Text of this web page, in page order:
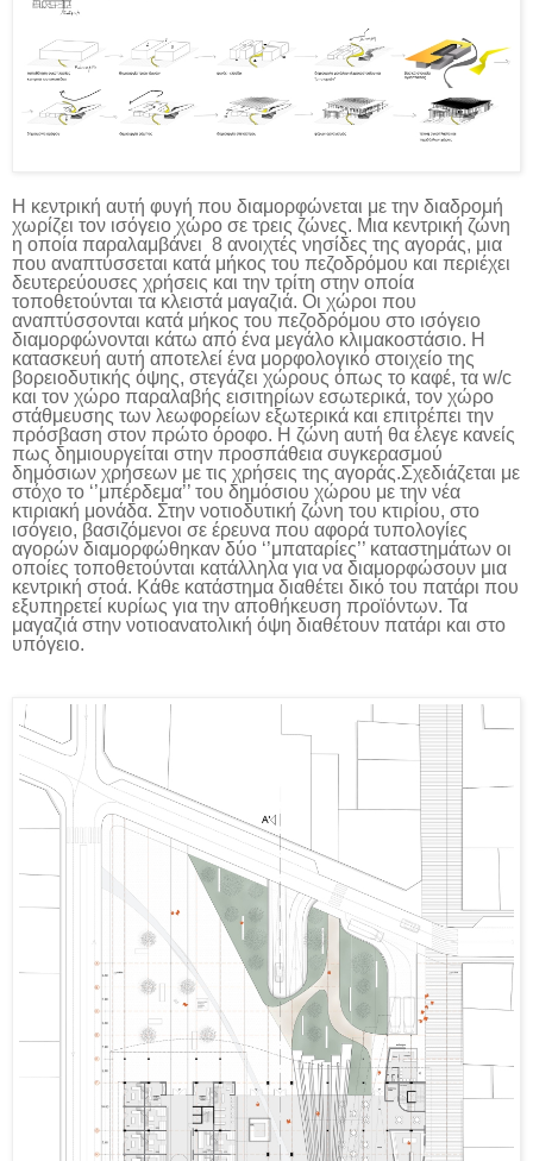
Η κεντρική αυτή φυγή που διαμορφώνεται με την διαδρομή
χωρίζει τον ισόγειο χώρο σε τρεις ζώνες. Μια κεντρική ζώνη
η οποία παραλαμβάνει 8 ανοιχτές νησίδες της αγοράς, μια
που αναπτύσσεται κατά μήκος του πεζοδρόμου και περιέχει
δευτερεύουσες χρήσεις και την τρίτη στην οποία
τοποθετούνται τα κλειστά μαγαζιά. Οι χώροι που
αναπτύσσονται κατά μήκος του πεζοδρόμου στο ισόγειο
διαμορφώνονται κάτω από ένα μεγάλο κλιμακοστάσιο. Η
κατασκευή αυτή αποτελεί ένα μορφολογικό στοιχείο της
βορειοδυτικής όψης, στεγάζει χώρους όπως το καφέ, τα w/c
και τον χώρο παραλαβής εισιτηρίων εσωτερικά, τον χώρο
στάθμευσης των λεωφορείων εξωτερικά και επιτρέπει την
πρόσβαση στον πρώτο όροφο. Η ζώνη αυτή θα έλεγε κανείς
πως δημιουργείται στην προσπάθεια συγκερασμού
δημόσιων χρήσεων με τις χρήσεις της αγοράς.Σχεδιάζεται με
στόχο το ‘’μπέρδεμα’’ του δημόσιου χώρου με την νέα
κτιριακή μονάδα. Στην νοτιοδυτική ζώνη του κτιρίου, στο
ισόγειο, βασιζόμενοι σε έρευνα που αφορά τυπολογίες
αγορών διαμορφώθηκαν δύο ‘’μπαταρίες’’ καταστημάτων οι
οποίες τοποθετούνται κατάλληλα για να διαμορφώσουν μια
κεντρική στοά. Κάθε κατάστημα διαθέτει δικό του πατάρι που
εξυπηρετεί κυρίως για την αποθήκευση προϊόντων. Τα
μαγαζιά στην νοτιοανατολική όψη διαθέτουν πατάρι και στο
υπόγειο.